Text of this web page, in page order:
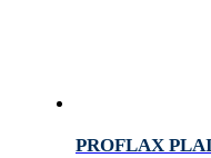
PROFLAX